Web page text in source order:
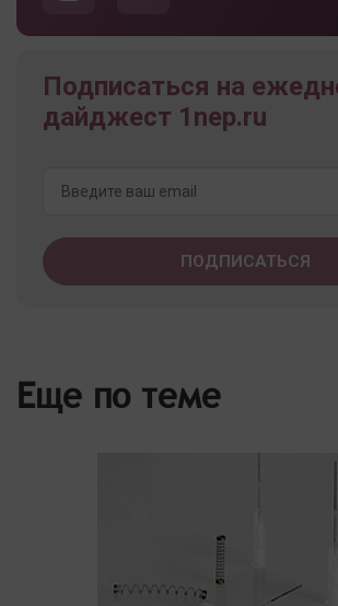
Подписаться на
дайджест 1nep.ru
Еще по теме